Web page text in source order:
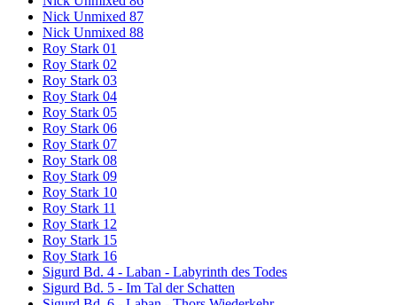
Nick Unmixed 87
Nick Unmixed 88
Roy Stark 01
Roy Stark 02
Roy Stark 03
Roy Stark 04
Roy Stark 05
Roy Stark 06
Roy Stark 07
Roy Stark 08
Roy Stark 09
Roy Stark 10
Roy Stark 11
Roy Stark 12
Roy Stark 15
Roy Stark 16
Sigurd Bd. 4 - Laban - Labyrinth des Todes
Sigurd Bd. 5 - Im Tal der Schatten